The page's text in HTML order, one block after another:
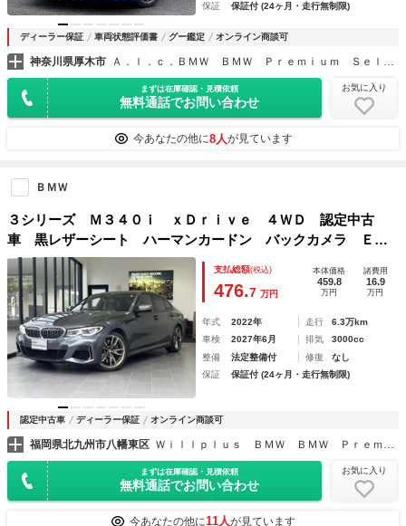
保証
保証付 (24ヶ月・走行無制限)
ディーラー保証 車両状態評価書 グー鑑定 オンライン商談可
神奈川県厚木市 Ａ．ｌ．ｃ．ＢＭＷ ＢＭＷ Ｐｒｅｍｉｕｍ Ｓｅｌｅｃｔｉｏｎ 厚木
まずは在庫確認・見積依頼
無料通話でお問い合わせ
お気に入り
今あなたの他に8人が見ています
ＢＭＷ
３シリーズ Ｍ３４０ｉ ｘＤｒｉｖｅ ４ＷＤ 認定中古
車 黒レザーシート ハーマンカードン バックカメラ ＥＴ
Ｃ Ｂｌｕｅｔｏｏｔｈ ＡｐｐｌｅＣａｒＰｌａｙドライブ
レコーダー ＥＴＣ クリアランスソナー オートクルーズコ
ントロール
支払総額(税込)
476.7 万円
本体価格
459.8
万円
諸費用
16.9
万円
年式 2022年 走行
6.3万km
車検
2027年6月 排気
3000cc
整備
法定整備付 修復
なし
保証
保証付 (24ヶ月・走行無制限)
認定中古車 ディーラー保証 オンライン商談可
福岡県北九州市八幡東区 Ｗｉｌｌｐｌｕｓ ＢＭＷ ＢＭＷ Ｐｒｅｍｉｕｍ Ｓｅｌｅｃｔｉｏｎ 八幡
まずは在庫確認・見積依頼
無料通話でお問い合わせ
お気に入り
今あなたの他に11人が見ています